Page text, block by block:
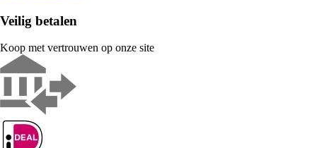
Veilig betalen
Koop met vertrouwen op onze site